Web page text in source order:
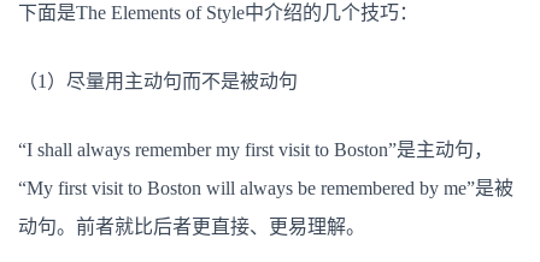
下面是The Elements of Style中介绍的几个技巧：
（1）尽量用主动句而不是被动句
“I shall always remember my first visit to Boston”是主动句，
“My first visit to Boston will always be remembered by me”是被
动句。前者就比后者更直接、更易理解。